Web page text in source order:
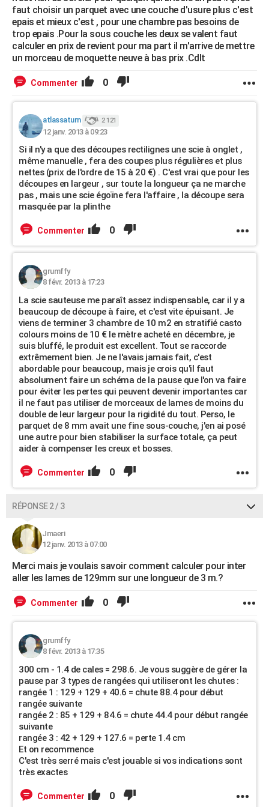
faut choisir un parquet avec une couche d'usure plus c'est
epais et mieux c'est , pour une chambre pas besoins de
trop epais .Pour la sous couche les deux se valent faut
calculer en prix de revient pour ma part il m'arrive de mettre
un morceau de moquette neuve à bas prix .Cdlt
Commenter 0
atlassaturn 2 121
12 janv. 2013 à 09:23
Si il n'y a que des découpes rectilignes une scie à onglet ,
même manuelle , fera des coupes plus régulières et plus
nettes (prix de l'ordre de 15 à 20 €) . C'est vrai que pour les
découpes en largeur , sur toute la longueur ça ne marche
pas , mais une scie égoïne fera l'affaire , la découpe sera
masquée par la plinthe
Commenter 0
grumffy
8 févr. 2013 à 17:23
La scie sauteuse me paraît assez indispensable, car il y a
beaucoup de découpe à faire, et c'est vite épuisant. Je
viens de terminer 3 chambre de 10 m2 en stratifié casto
colours moins de 10 € le mètre acheté en décembre, je
suis bluffé, le produit est excellent. Tout se raccorde
extrêmement bien. Je ne l'avais jamais fait, c'est
abordable pour beaucoup, mais je crois qu'il faut
absolument faire un schéma de la pause que l'on va faire
pour éviter les pertes qui peuvent devenir importantes car
il ne faut pas utiliser de morceaux de lames de moins du
double de leur largeur pour la rigidité du tout. Perso, le
parquet de 8 mm avait une fine sous-couche, j'en ai posé
une autre pour bien stabiliser la surface totale, ça peut
aider à compenser les creux et bosses.
Commenter 0
RÉPONSE 2 / 3
Jmaeri
12 janv. 2013 à 07:00
Merci mais je voulais savoir comment calculer pour inter
aller les lames de 129mm sur une longueur de 3 m.?
Commenter 0
grumffy
8 févr. 2013 à 17:35
300 cm - 1.4 de cales = 298.6. Je vous suggère de gérer la
pause par 3 types de rangées qui utiliseront les chutes :
rangée 1 : 129 + 129 + 40.6 = chute 88.4 pour début
rangée suivante
rangée 2 : 85 + 129 + 84.6 = chute 44.4 pour début rangée
suivante
rangée 3 : 42 + 129 + 127.6 = perte 1.4 cm
Et on recommence
C'est très serré mais c'est jouable si vos indications sont
très exactes
Commenter 0